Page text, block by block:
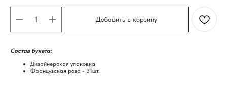
Добавить в корзину
Состав букета:
Дизайнерская упаковка
Французская роза - 31шт.